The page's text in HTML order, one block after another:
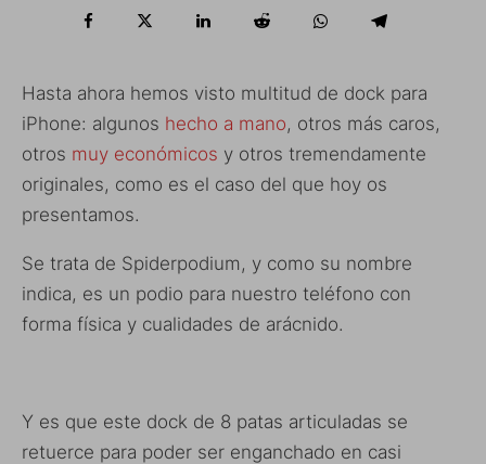
Hasta ahora hemos visto multitud de dock para
iPhone: algunos hecho a mano, otros más caros,
otros muy económicos y otros tremendamente
originales, como es el caso del que hoy os
presentamos.
Se trata de Spiderpodium, y como su nombre
indica, es un podio para nuestro teléfono con
forma física y cualidades de arácnido.
Y es que este dock de 8 patas articuladas se
retuerce para poder ser enganchado en casi